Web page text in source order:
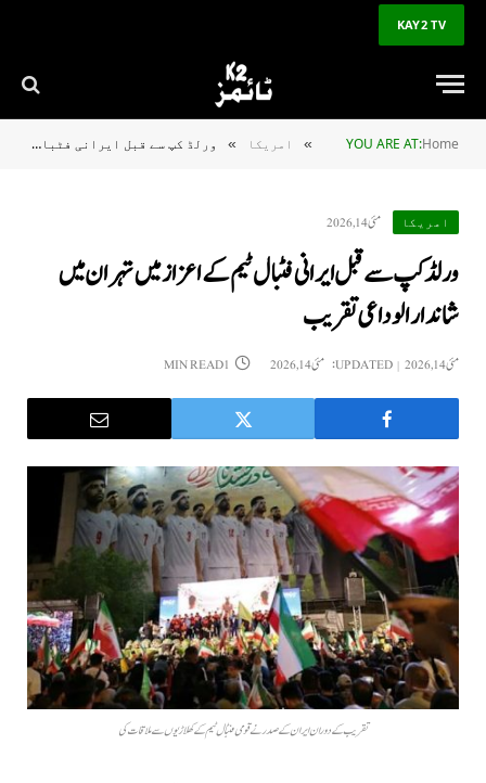
KAY2 TV
YOU ARE AT:Home
» امریکا » ورلڈ کپ سے قبل ایرانی فٹبال ٹیم کے اعزاز میں تہران میں شاندار الوداعی تقریب
امریکا مئی 14, 2026
ورلڈ کپ سے قبل ایرانی فٹبال ٹیم کے اعزاز میں تہران میں
شاندار الوداعی تقریب
مئی 14, 2026 UPDATED: مئی 14, 2026 1 MIN READ
تقریب کے دوران ایران کے صدر نے قومی فٹبال ٹیم کے کھلاڑیوں سے ملاقات کی